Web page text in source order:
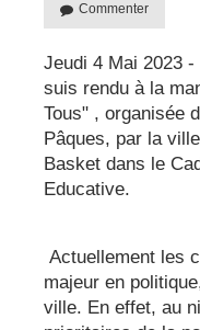
Commenter
Jeudi 4 Mai 2023
suis rendu à la
Tous" , organisée
Pâques, par la
Basket dans le
Educative.
Actuellement les
majeur en
ville. En effet, au